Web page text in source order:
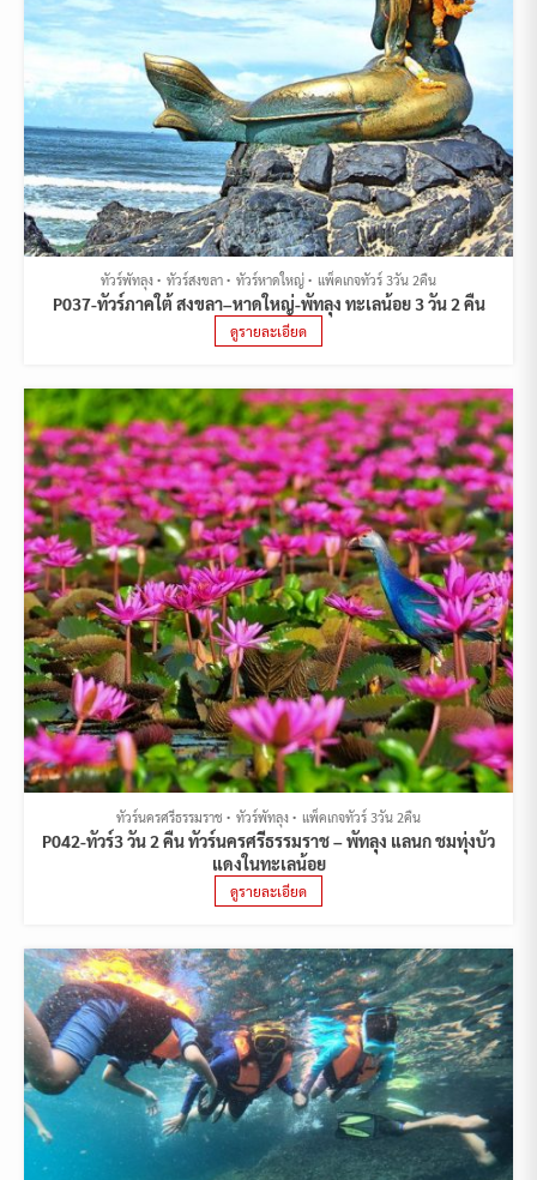
ทัวร์พัทลุง ทัวร์สงขลา ทัวร์หาดใหญ่ แพ็คเกจทัวร์ 3วัน 2คืน
P037-ทัวร์ภาคใต้ สงขลา–หาดใหญ่-พัทลุง ทะเลน้อย 3 วัน 2 คืน
ดูรายละเอียด
ทัวร์นครศรีธรรมราช ทัวร์พัทลุง แพ็คเกจทัวร์ 3วัน 2คืน
P042-ทัวร์3 วัน 2 คืน ทัวร์นครศรีธรรมราช – พัทลุง แลนก ชมทุ่งบัว
แดงในทะเลน้อย
ดูรายละเอียด